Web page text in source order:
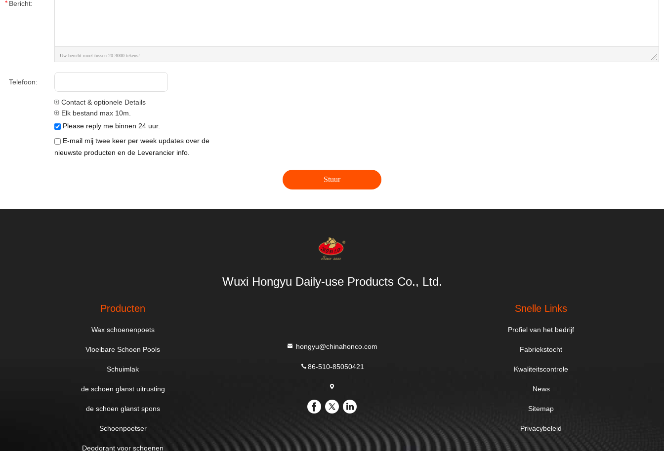
Bericht:
Uw bericht moet tussen 20-3000 tekens!
Telefoon:
Contact & optionele Details
Elk bestand max 10m.
Please reply me binnen 24 uur.
E-mail mij twee keer per week updates over de
nieuwste producten en de Leverancier info.
Wuxi Hongyu Daily-use Products Co., Ltd.
Producten
Wax schoenenpoets
Vloeibare Schoen Pools
Schuimlak
de schoen glanst uitrusting
de schoen glanst spons
Schoenpoetser
Deodorant voor schoenen
hongyu@chinahonco.com
86-510-85050421
Snelle Links
Profiel van het bedrijf
Fabriekstocht
Kwaliteitscontrole
News
Sitemap
Privacybeleid